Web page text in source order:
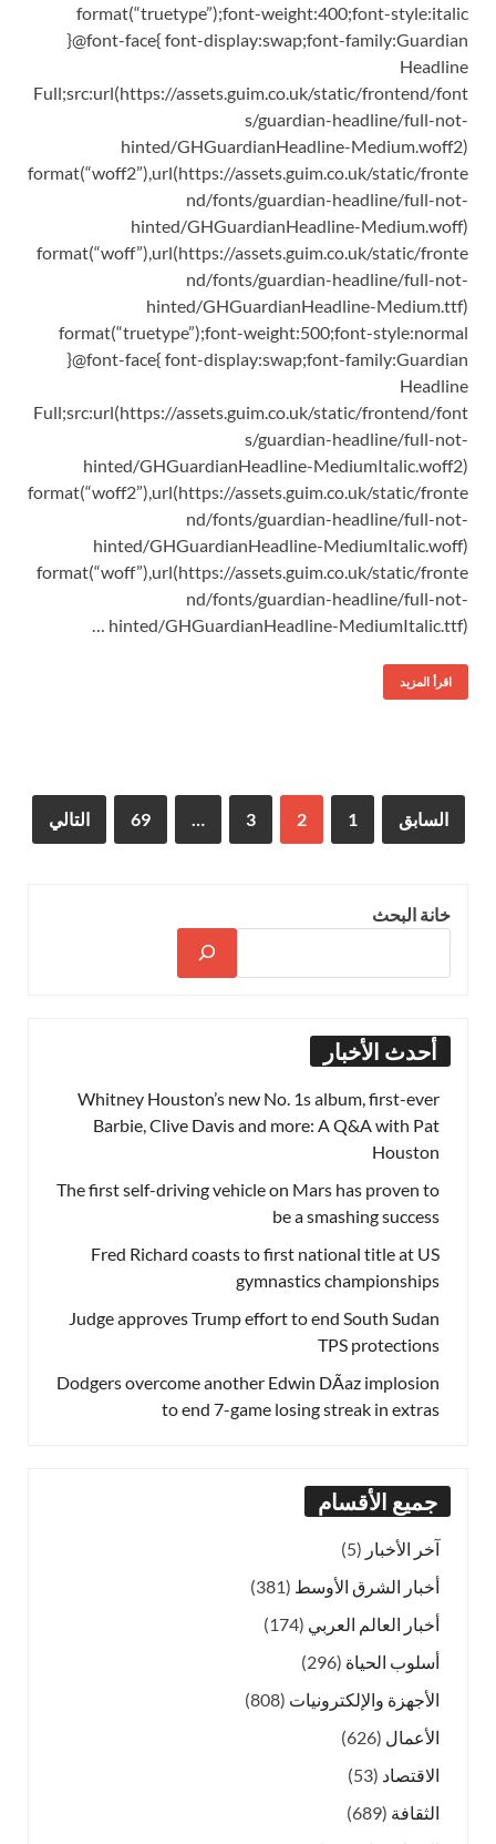
format(“truetype”);font-weight:400;font-style:italic
}@font-face{ font-display:swap;font-family:Guardian
Headline
Full;src:url(https://assets.guim.co.uk/static/frontend/font
s/guardian-headline/full-not-
hinted/GHGuardianHeadline-Medium.woff2)
format(“woff2”),url(https://assets.guim.co.uk/static/fronte
nd/fonts/guardian-headline/full-not-
hinted/GHGuardianHeadline-Medium.woff)
format(“woff”),url(https://assets.guim.co.uk/static/fronte
nd/fonts/guardian-headline/full-not-
hinted/GHGuardianHeadline-Medium.ttf)
format(“truetype”);font-weight:500;font-style:normal
}@font-face{ font-display:swap;font-family:Guardian
Headline
Full;src:url(https://assets.guim.co.uk/static/frontend/font
s/guardian-headline/full-not-
hinted/GHGuardianHeadline-MediumItalic.woff2)
format(“woff2”),url(https://assets.guim.co.uk/static/fronte
nd/fonts/guardian-headline/full-not-
hinted/GHGuardianHeadline-MediumItalic.woff)
format(“woff”),url(https://assets.guim.co.uk/static/fronte
nd/fonts/guardian-headline/full-not-
hinted/GHGuardianHeadline-MediumItalic.ttf) …
اقرأ المزيد
السابق 1
2
3
69 التالي
خانة البحث
أحدث الأخبار
Whitney Houston’s new No. 1s album, first-ever
Barbie, Clive Davis and more: A Q&A with Pat
Houston
The first self-driving vehicle on Mars has proven to
be a smashing success
Fred Richard coasts to first national title at US
gymnastics championships
Judge approves Trump effort to end South Sudan
TPS protections
Dodgers overcome another Edwin DÃ­az implosion
to end 7-game losing streak in extras
جميع الأقسام
آخر الأخبار (5)
أخبار الشرق الأوسط (381)
أخبار العالم العربي (174)
أسلوب الحياة (296)
الأجهزة والإلكترونيات (808)
الأعمال (626)
الاقتصاد (53)
الثقافة (689)